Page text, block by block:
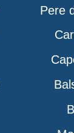
Pere